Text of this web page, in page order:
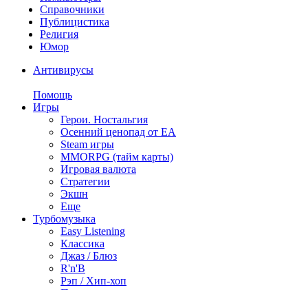
Справочники
Публицистика
Религия
Юмор
Антивирусы
Помощь
Игры
Герои. Ностальгия
Осенний ценопад от EA
Steam игры
MMORPG (тайм карты)
Игровая валюта
Стратегии
Экшн
Еще
Турбомузыка
Easy Listening
Классика
Джаз / Блюз
R'n'B
Рэп / Хип-хоп